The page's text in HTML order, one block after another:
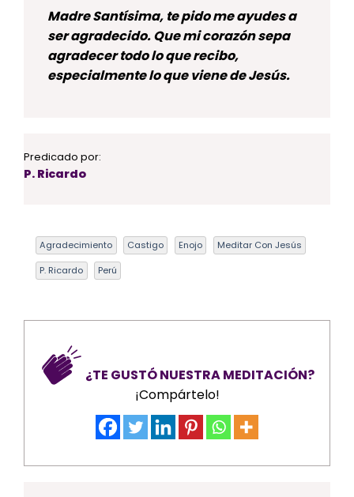
Madre Santísima, te pido me ayudes a
ser agradecido. Que mi corazón sepa
agradecer todo lo que recibo,
especialmente lo que viene de Jesús.
Predicado por:
P. Ricardo
Agradecimiento Castigo Enojo Meditar Con Jesús
P. Ricardo Perú
¿TE GUSTÓ NUESTRA MEDITACIÓN?
¡Compártelo!